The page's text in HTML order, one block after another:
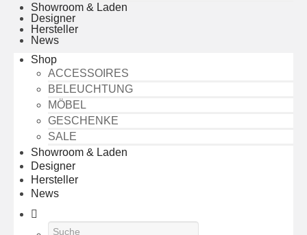
Showroom & Laden
Designer
Hersteller
News
Shop
ACCESSOIRES
BELEUCHTUNG
MÖBEL
GESCHENKE
SALE
Showroom & Laden
Designer
Hersteller
News